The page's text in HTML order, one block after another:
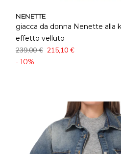
NENETTE
giacca da donna Nenette alla
effetto velluto
239,00 € 215,10 €
- 10%